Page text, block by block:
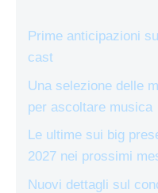
Prime anticipazioni
cast
Una selezione delle
per ascoltare musica
Le ultime sui big
2027 nei prossimi
Nuovi dettagli sul